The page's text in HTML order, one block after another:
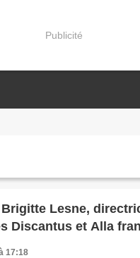
Publicité
Lesne,
Discantus et Alla
17:18